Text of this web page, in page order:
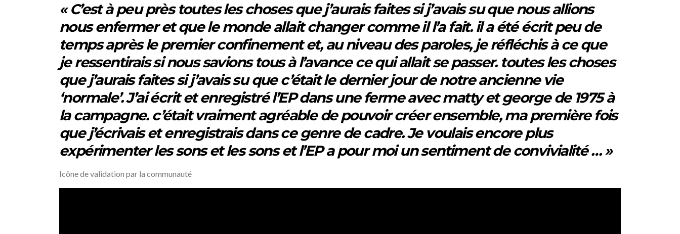
« C’est à peu près toutes les choses que j’aurais faites si j’avais su que nous allions
nous enfermer et que le monde allait changer comme il l’a fait. il a été écrit peu de
temps après le premier confinement et, au niveau des paroles, je réfléchis à ce que
je ressentirais si nous savions tous à l’avance ce qui allait se passer. toutes les choses
que j’aurais faites si j’avais su que c’était le dernier jour de notre ancienne vie
‘normale’. J’ai écrit et enregistré l’EP dans une ferme avec matty et george de 1975 à
la campagne. c’était vraiment agréable de pouvoir créer ensemble, ma première fois
que j’écrivais et enregistrais dans ce genre de cadre. Je voulais encore plus
expérimenter les sons et les sons et l’EP a pour moi un sentiment de convivialité … »
Icône de validation par la communauté